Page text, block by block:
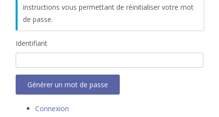
instructions vous permettant de réinitialiser votre mot
de passe.
Identifiant
Générer un mot de passe
Connexion